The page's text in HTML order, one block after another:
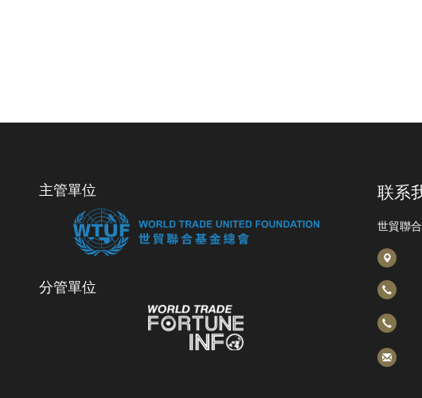
主管單位
分管單位
联系
世貿聯